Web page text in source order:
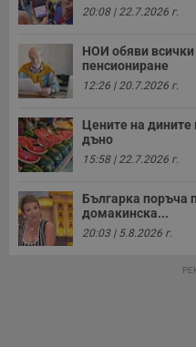
20:08 | 22.7.2026 г.
НОИ обяви
пенсиониране
12:26 | 20.7.2026 г.
Цените на дините
дъно
15:58 | 22.7.2026 г.
Българка поръча
домакинска...
20:03 | 5.8.2026 г.